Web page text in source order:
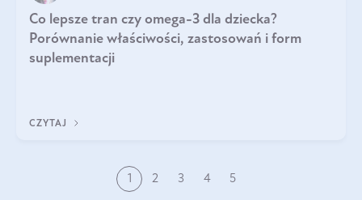
Co lepsze tran czy omega-3 dla dziecka?
Porównanie właściwości, zastosowań i form
suplementacji
CZYTAJ
1 2 3 4 5